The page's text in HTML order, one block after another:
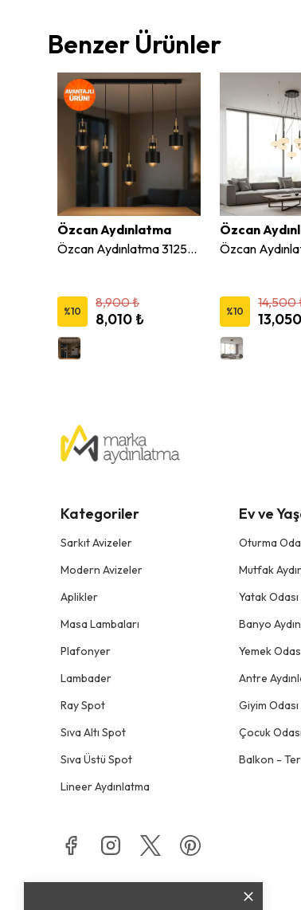
Benzer Ürünler
Özcan Aydınlatma
Özcan Aydınlatma 3125-5AS Dekoratif 5'li Siyah Sarkıt Avize
%10
8,900 ₺
8,010 ₺
Özcan
%10
14,500
Kategoriler
Sarkıt Avizeler
Modern Avizeler
Aplikler
Masa Lambaları
Plafonyer
Lambader
Ray Spot
Sıva Altı Spot
Sıva Üstü Spot
Lineer Aydınlatma
Ev ve
Oturma
Mutfak
Yatak
Banyo
Yemek
Antre
Giyim
Çocuk
Balkon -